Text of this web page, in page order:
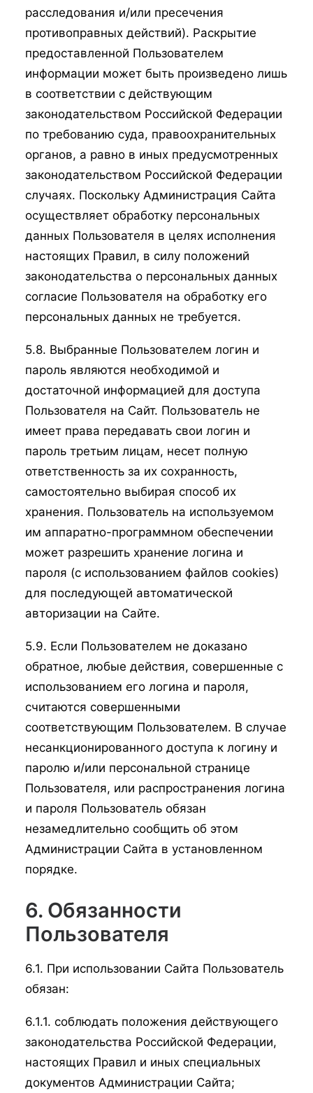
расследования и/или пресечения
противоправных действий). Раскрытие
предоставленной Пользователем
информации может быть произведено лишь
в соответствии с действующим
законодательством Российской Федерации
по требованию суда, правоохранительных
органов, а равно в иных предусмотренных
законодательством Российской Федерации
случаях. Поскольку Администрация Сайта
осуществляет обработку персональных
данных Пользователя в целях исполнения
настоящих Правил, в силу положений
законодательства о персональных данных
согласие Пользователя на обработку его
персональных данных не требуется.
5.8. Выбранные Пользователем логин и
пароль являются необходимой и
достаточной информацией для доступа
Пользователя на Сайт. Пользователь не
имеет права передавать свои логин и
пароль третьим лицам, несет полную
ответственность за их сохранность,
самостоятельно выбирая способ их
хранения. Пользователь на используемом
им аппаратно-программном обеспечении
может разрешить хранение логина и
пароля (с использованием файлов cookies)
для последующей автоматической
авторизации на Сайте.
5.9. Если Пользователем не доказано
обратное, любые действия, совершенные с
использованием его логина и пароля,
считаются совершенными
соответствующим Пользователем. В случае
несанкционированного доступа к логину и
паролю и/или персональной странице
Пользователя, или распространения логина
и пароля Пользователь обязан
незамедлительно сообщить об этом
Администрации Сайта в установленном
порядке.
6. Обязанности
Пользователя
6.1. При использовании Сайта Пользователь
обязан:
6.1.1. соблюдать положения действующего
законодательства Российской Федерации,
настоящих Правил и иных специальных
документов Администрации Сайта;